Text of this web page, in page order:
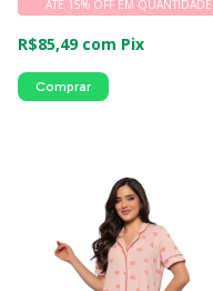
ATÉ 15% OFF EM QUANTIDADE
R$85,49 com Pix
Comprar